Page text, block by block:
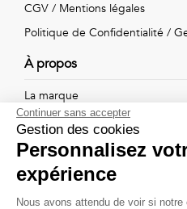
tout
CGV / Mentions légales
Politique de Confidentialité /
À propos
La marque
Nos boutiques
Suivez-nous !
Continuer sans accepter
Gestion des cookies
Personnalisez
expérience
Nous avons attendu de voir si